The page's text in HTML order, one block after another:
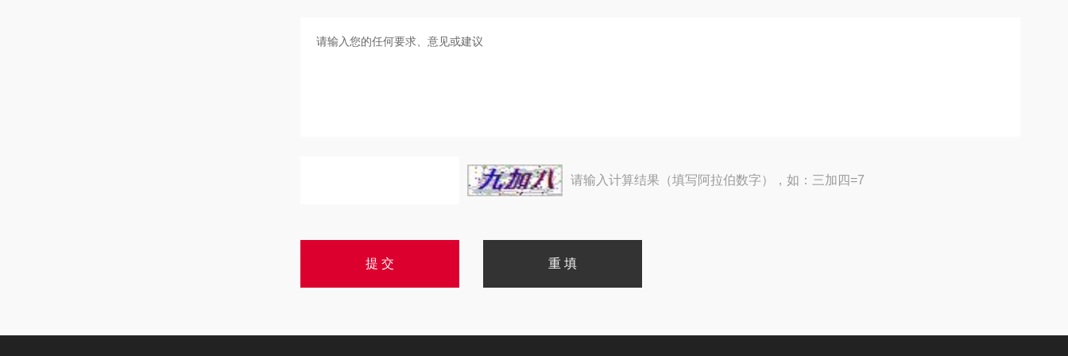
请输入计算结果（填写阿拉伯数字），如：三加四=7